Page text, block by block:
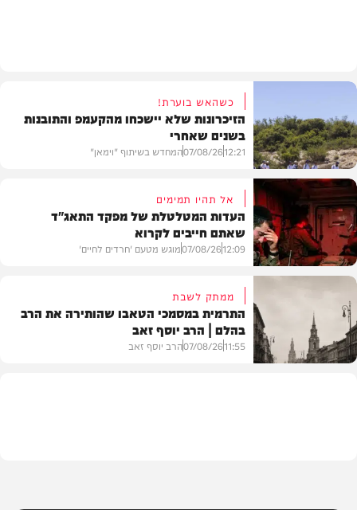
וידאו
כשהאש בוערת!
הזיכרונות שלא יישכחו מהקעמפ והתובנות
בשנים שאחרי
12:21
07/08/26המחדש בשיתוף "וימאן"
דעות
אל תהיו תמימים
העדות המטלטלת של מפקד התאג"ד
שאתם חייבים לקרוא
12:09
07/08/26מוגש מטעם 'חרדים לחיים'
ממתק לשבת
התרמית במסמכי הטאבו שהותירה את הרב
בהלם | הרב יוסף זאב
11:55
07/08/26הרב יוסף זאב